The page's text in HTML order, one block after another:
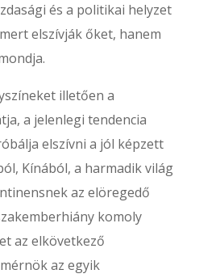
és a politikai helyzet
elszívják őket, hanem
illetően a
a jelenlegi tendencia
elszívni a jól képzett
Kínából, a harmadik világ
az elöregedő
komoly
az elkövetkező
az egyik